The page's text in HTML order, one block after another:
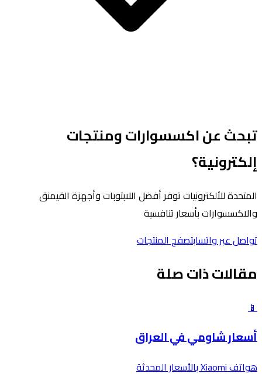
تبحث عن اكسسوارات ومنتجات
إلكترونية؟
المتحدة للألكترونيات توفر أفضل اللابتوبات وأجهزة القيمنق
والاكسسوارات بأسعار تنافسية
تواصل عبر واتسابتصفح المنتجات
مقالات ذات صلة
📱
أسعار شاومي في العراق
هواتف Xiaomi بالأسعار المحدثة